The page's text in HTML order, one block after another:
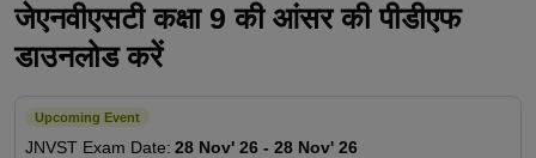
जेएनवीएसटी कक्षा 9 की आंसर की पीडीएफ
डाउनलोड करें
Upcoming Event
JNVST Exam Date: 28 Nov' 26 - 28 Nov' 26